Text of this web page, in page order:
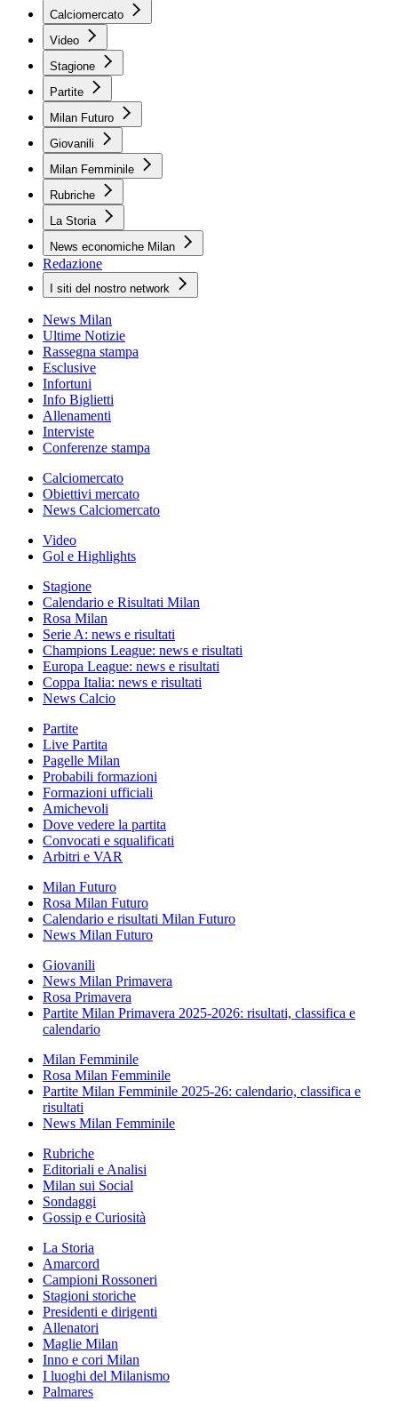
Calciomercato
Video
Stagione
Partite
Milan Futuro
Giovanili
Milan Femminile
Rubriche
La Storia
News economiche Milan
Redazione
I siti del nostro network
News Milan
Ultime Notizie
Rassegna stampa
Esclusive
Infortuni
Info Biglietti
Allenamenti
Interviste
Conferenze stampa
Calciomercato
Obiettivi mercato
News Calciomercato
Video
Gol e Highlights
Stagione
Calendario e Risultati Milan
Rosa Milan
Serie A: news e risultati
Champions League: news e risultati
Europa League: news e risultati
Coppa Italia: news e risultati
News Calcio
Partite
Live Partita
Pagelle Milan
Probabili formazioni
Formazioni ufficiali
Amichevoli
Dove vedere la partita
Convocati e squalificati
Arbitri e VAR
Milan Futuro
Rosa Milan Futuro
Calendario e risultati Milan Futuro
News Milan Futuro
Giovanili
News Milan Primavera
Rosa Primavera
Partite Milan Primavera 2025-2026: risultati, classifica e
calendario
Milan Femminile
Rosa Milan Femminile
Partite Milan Femminile 2025-26: calendario, classifica e
risultati
News Milan Femminile
Rubriche
Editoriali e Analisi
Milan sui Social
Sondaggi
Gossip e Curiosità
La Storia
Amarcord
Campioni Rossoneri
Stagioni storiche
Presidenti e dirigenti
Allenatori
Maglie Milan
Inno e cori Milan
I luoghi del Milanismo
Palmares